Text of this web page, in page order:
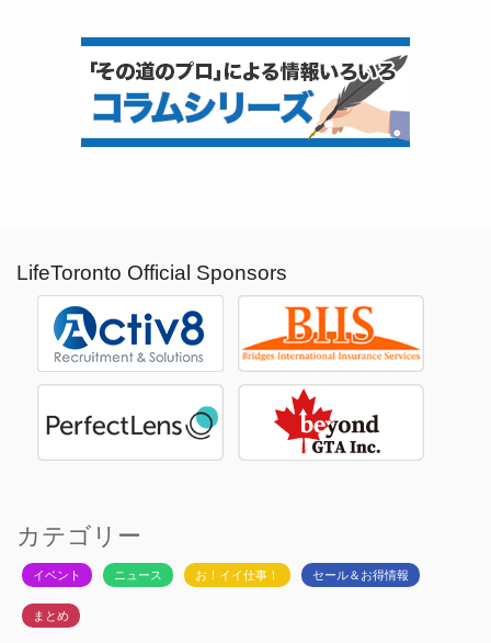
LifeToronto Official Sponsors
カテゴリー
イベント ニュース お！イイ仕事！ セール＆お得情報
まとめ